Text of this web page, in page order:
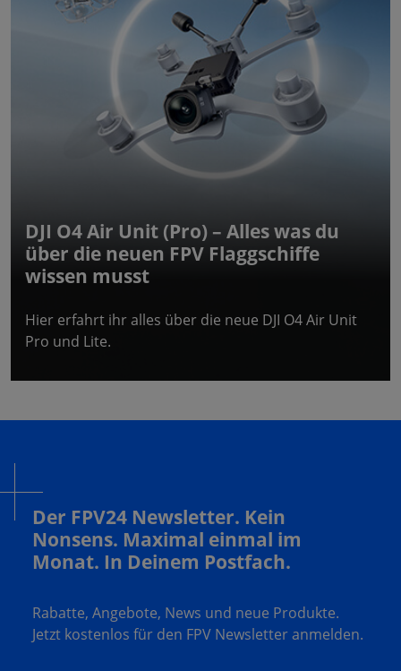
DJI O4 Air Unit (Pro) – Alles was du
über die neuen FPV Flaggschiffe
wissen musst
Hier erfahrt ihr alles über die neue DJI O4 Air Unit
Pro und Lite.
Der FPV24 Newsletter. Kein
Nonsens. Maximal einmal im
Monat. In Deinem Postfach.
Rabatte, Angebote, News und neue Produkte.
Jetzt kostenlos für den FPV Newsletter anmelden.